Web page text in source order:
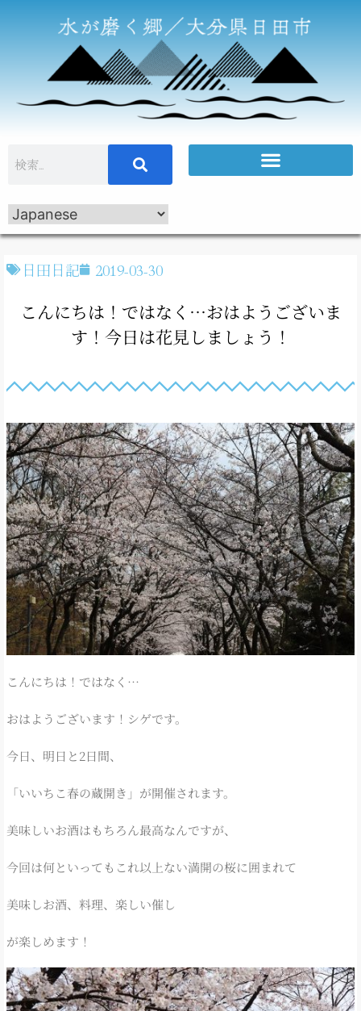
日田日記 2019-03-30
こんにちは！ではなく…おはようございま
す！今日は花見しましょう！
こんにちは！ではなく…
おはようございます！シゲです。
今日、明日と2日間、
「いいちこ春の蔵開き」が開催されます。
美味しいお酒はもちろん最高なんですが、
今回は何といってもこれ以上ない満開の桜に囲まれて
美味しお酒、料理、楽しい催し
が楽しめます！